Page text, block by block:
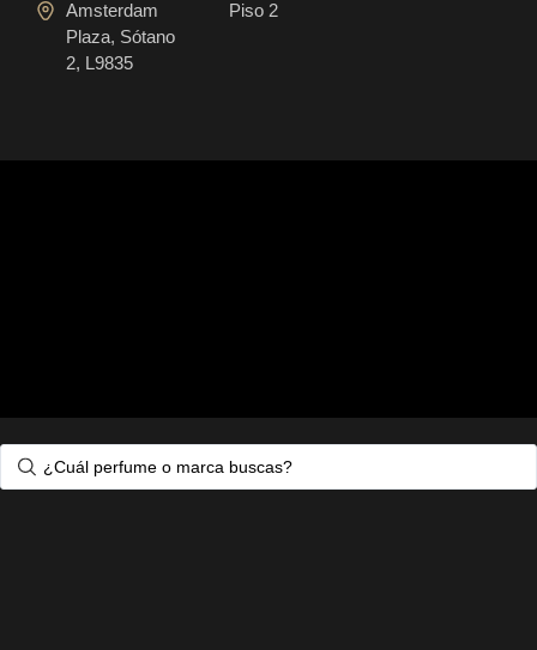
Amsterdam
Plaza, Sótano
2, L9835
Piso 2